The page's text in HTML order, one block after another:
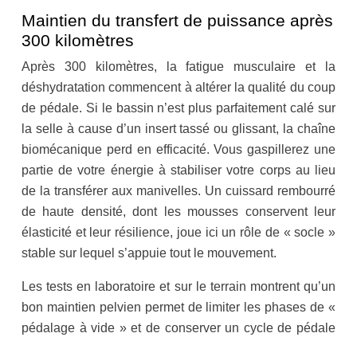
Maintien du transfert de puissance après
300 kilomètres
Après 300 kilomètres, la fatigue musculaire et la
déshydratation commencent à altérer la qualité du coup
de pédale. Si le bassin n’est plus parfaitement calé sur
la selle à cause d’un insert tassé ou glissant, la chaîne
biomécanique perd en efficacité. Vous gaspillerez une
partie de votre énergie à stabiliser votre corps au lieu
de la transférer aux manivelles. Un cuissard rembourré
de haute densité, dont les mousses conservent leur
élasticité et leur résilience, joue ici un rôle de « socle »
stable sur lequel s’appuie tout le mouvement.
Les tests en laboratoire et sur le terrain montrent qu’un
bon maintien pelvien permet de limiter les phases de «
pédalage à vide » et de conserver un cycle de pédale